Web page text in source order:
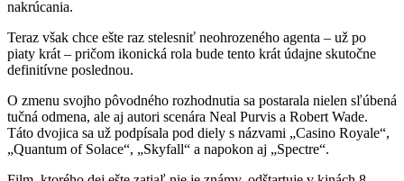
nakrúcania.
Teraz však chce ešte raz stelesniť neohrozeného agenta – už po
piaty krát – pričom ikonická rola bude tento krát údajne skutočne
definitívne poslednou.
O zmenu svojho pôvodného rozhodnutia sa postarala nielen sľúbená
tučná odmena, ale aj autori scenára Neal Purvis a Robert Wade.
Táto dvojica sa už podpísala pod diely s názvami „Casino Royale“,
„Quantum of Solace“, „Skyfall“ a napokon aj „Spectre“.